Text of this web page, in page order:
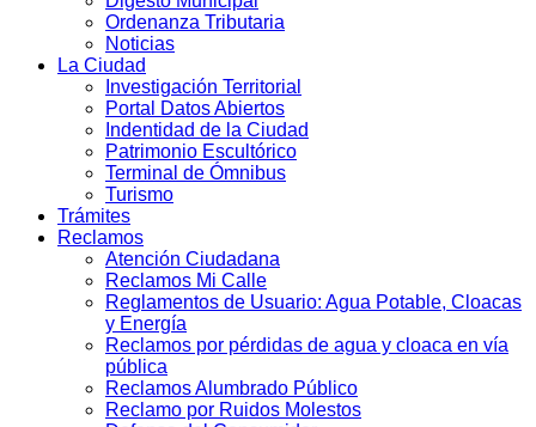
Ordenanza Tributaria
Noticias
La Ciudad
Investigación Territorial
Portal Datos Abiertos
Indentidad de la Ciudad
Patrimonio Escultórico
Terminal de Ómnibus
Turismo
Trámites
Reclamos
Atención Ciudadana
Reclamos Mi Calle
Reglamentos de Usuario: Agua Potable, Cloacas
y Energía
Reclamos por pérdidas de agua y cloaca en vía
pública
Reclamos Alumbrado Público
Reclamo por Ruidos Molestos